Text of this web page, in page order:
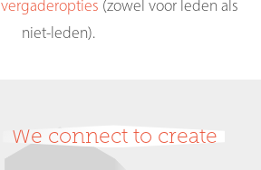
vergaderopties (zowel voor leden als
niet-leden).
We connect to create